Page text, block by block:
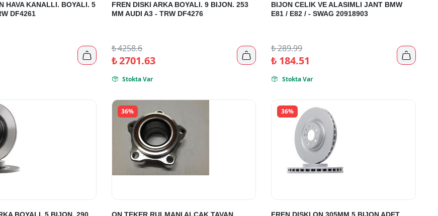
HAVA KANALLI. BOYALI. 5
DF4261

FREN DISKI ARKA BOYALI. 9 BIJON. 253
MM AUDI A3 - TRW DF4276
₺4258.6
₺2701.63 
 Stokta Var
BIJON CELIK VE ALASIMLI JANT BMW
E81 / E82 / - SWAG 20918903
₺289.99
₺ 184.51 
 Stokta Var
36% 36%